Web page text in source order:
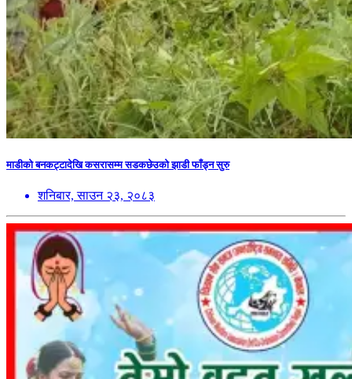
माडीको बनकट्टादेखि कसरासम्म सडकछेउको झाडी फाँड्न सुरु
शनिबार, साउन २३, २०८३